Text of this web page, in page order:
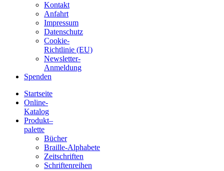
Kontakt
Anfahrt
Impressum
Datenschutz
Cookie-
Richtlinie (EU)
Newsletter-
Anmeldung
Spenden
Blindenschrift-
Verlag
Startseite
Online-
Katalog
Produkt–
palette
Bücher
Braille-Alphabete
Zeitschriften
Schriftenreihen